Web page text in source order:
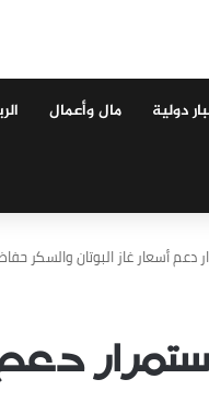
دولية مال وأعمال
دعم أسعار غاز البوتان والسكر